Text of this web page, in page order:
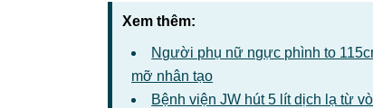
Xem thêm:
Người phụ nữ ngực phình to
mỡ nhân tạo
Bệnh viện JW hút 5 lít dịch lạ từ